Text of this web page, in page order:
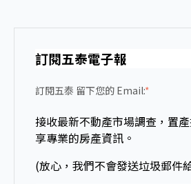
訂閱五泰電子報
訂閱五泰 留下您的 Email:*
接收最新不動產市場調查，置
享專業的房產資訊。
(放心，我們不會發送垃圾郵件